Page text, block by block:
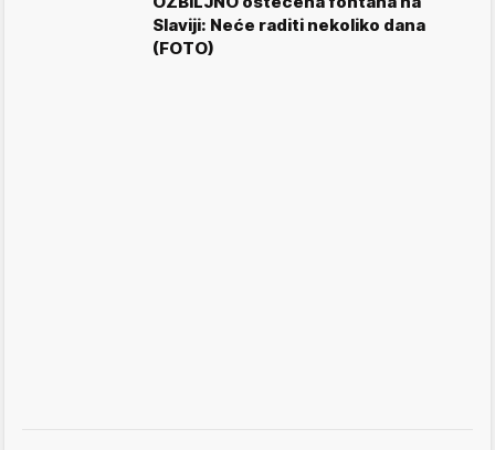
Slaviji: Neće raditi nekoliko dana
(FOTO)